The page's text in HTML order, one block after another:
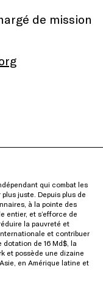
de mission
qui combat les
juste. Depuis plus de
à la pointe des
entier, et s’efforce de
la pauvreté et
et contribuer
dotation de 16 Md$, la
et possède une dizaine
en Amérique latine et